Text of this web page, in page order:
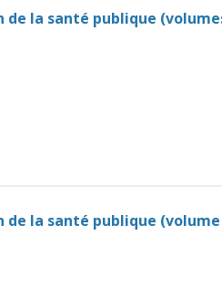
la santé publique
la santé publique (volume